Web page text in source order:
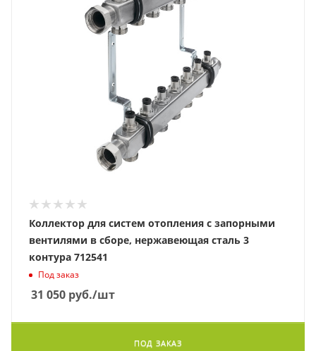
Коллектор для систем отопления с запорными
вентилями в сборе, нержавеющая сталь 3
контура 712541
Под заказ
31 050 руб./шт
ПОД ЗАКАЗ